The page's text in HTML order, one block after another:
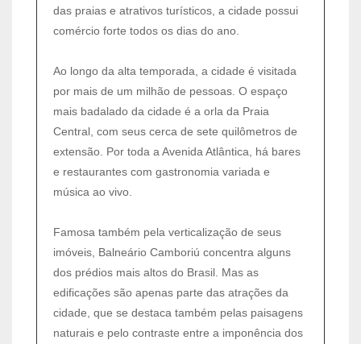
das praias e atrativos turísticos, a cidade possui
comércio forte todos os dias do ano.
Ao longo da alta temporada, a cidade é visitada
por mais de um milhão de pessoas. O espaço
mais badalado da cidade é a orla da Praia
Central, com seus cerca de sete quilômetros de
extensão. Por toda a Avenida Atlântica, há bares
e restaurantes com gastronomia variada e
música ao vivo.
Famosa também pela verticalização de seus
imóveis, Balneário Camboriú concentra alguns
dos prédios mais altos do Brasil. Mas as
edificações são apenas parte das atrações da
cidade, que se destaca também pelas paisagens
naturais e pelo contraste entre a imponência dos